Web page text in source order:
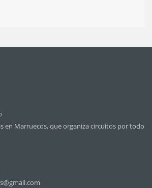
en Marruecos, que organiza circuitos por todo